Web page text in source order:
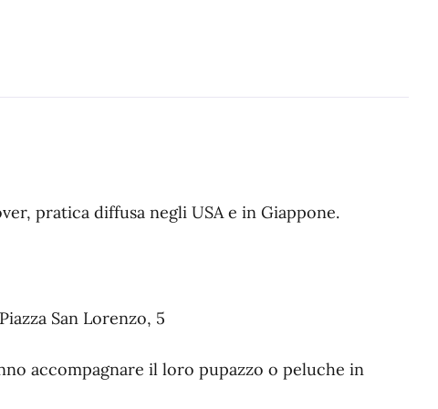
, pratica diffusa negli USA e in Giappone.
San Lorenzo, 5
accompagnare il loro pupazzo o peluche in